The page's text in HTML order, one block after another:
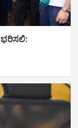
ಭರಿಸಲಿ: